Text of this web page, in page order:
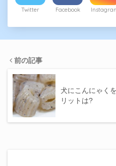
Twitter Facebook
前の記事
犬にこんにゃく
リットは?